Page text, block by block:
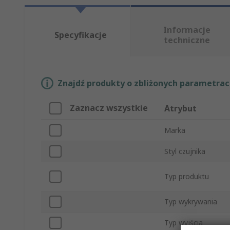
Specyfikacje
Informacje
techniczne
Znajdź produkty o zbliżonych
Zaznacz wszystkie Atrybut
Marka
Styl czujnika
Typ produktu
Typ wykrywania
Typ wyjścia